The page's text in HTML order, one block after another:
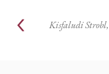
Kisfaludi